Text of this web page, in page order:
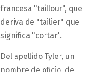
francesa "taillour", que
deriva de "tailier" que
significa "cortar".
Del apellido Tyler, un
nombre de oficio, del